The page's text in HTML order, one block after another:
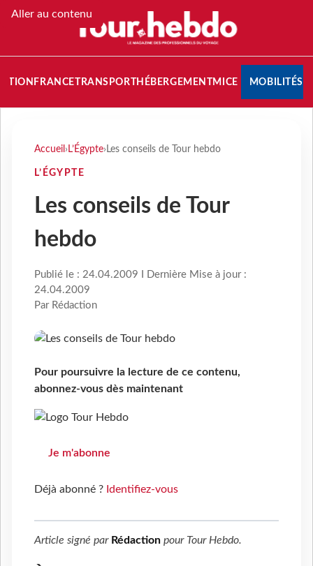
Aller au contenu
FRANCETRANSPORT HÉBERGEMENTMICE MOBILITÉS
Accueil › L’Égypte› Les conseils de Tour hebdo
L’ÉGYPTE
Les conseils de Tour
hebdo
Publié le : 24.04.2009 I Dernière Mise à jour :
24.04.2009
Par Rédaction
Pour poursuivre la lecture de ce contenu,
abonnez-vous dès maintenant
Je m'abonne
Déjà abonné ? Identifiez-vous
Article signé par Rédaction pour Tour Hebdo.